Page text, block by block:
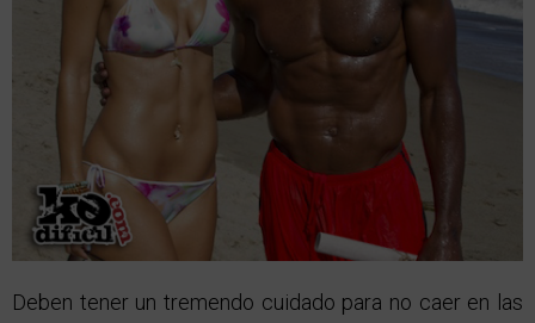
Deben tener un tremendo cuidado para no caer en las